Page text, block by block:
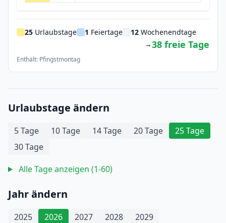
25 Urlaubstage 1 Feiertage 12 Wochenendtage
→38 freie Tage
Enthält: Pfingstmontag
Urlaubstage ändern
5 Tage 10 Tage 14 Tage 20 Tage
25 Tage
30 Tage
Alle Tage anzeigen (1-60)
Jahr ändern
2025 2026 2027 2028 2029